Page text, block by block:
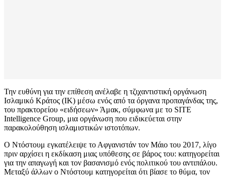
Την ευθύνη για την επίθεση ανέλαβε η τζιχαντιστική οργάνωση
Ισλαμικό Κράτος (ΙΚ) μέσω ενός από τα όργανα προπαγάνδας της,
του πρακτορείου «ειδήσεων» Άμακ, σύμφωνα με το SITE
Intelligence Group, μια οργάνωση που ειδικεύεται στην
παρακολούθηση ισλαμιστικών ιστοτόπων.
Ο Ντόστουμ εγκατέλειψε το Αφγανιστάν τον Μάιο του 2017, λίγο
πριν αρχίσει η εκδίκαση μιας υπόθεσης σε βάρος του: κατηγορείται
για την απαγωγή και τον βασανισμό ενός πολιτικού του αντιπάλου.
Μεταξύ άλλων ο Ντόστουμ κατηγορείται ότι βίασε το θύμα, τον